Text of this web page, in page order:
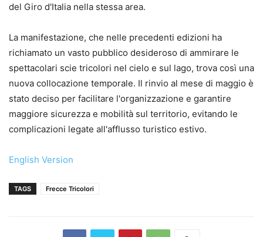
del Giro d'Italia nella stessa area.
La manifestazione, che nelle precedenti edizioni ha
richiamato un vasto pubblico desideroso di ammirare le
spettacolari scie tricolori nel cielo e sul lago, trova così una
nuova collocazione temporale. Il rinvio al mese di maggio è
stato deciso per facilitare l'organizzazione e garantire
maggiore sicurezza e mobilità sul territorio, evitando le
complicazioni legate all'afflusso turistico estivo.
English Version
TAGS Frecce Tricolori